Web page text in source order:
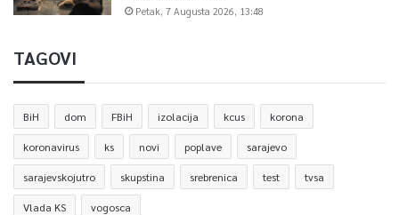
Petak, 7 Augusta 2026, 13:48
TAGOVI
BiH dom FBiH izolacija kcus korona
koronavirus ks novi poplave sarajevo
sarajevskojutro skupstina srebrenica test tvsa
Vlada KS vogosca